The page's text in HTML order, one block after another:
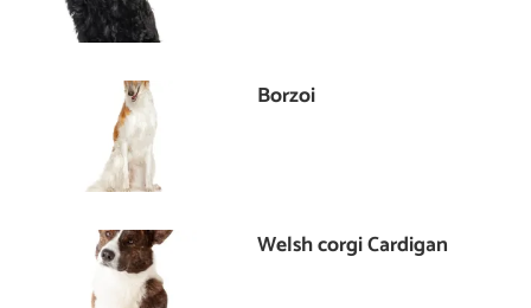
Borzoi
Welsh corgi Cardigan